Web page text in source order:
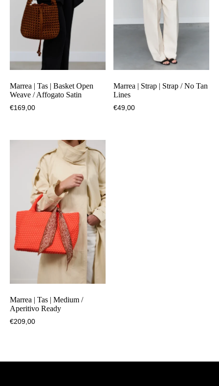
Marrea | Tas | Basket Open
Weave / Affogato Satin
€169,00
Marrea | Strap | Strap / No Tan
Lines
€49,00
Marrea | Tas | Medium /
Aperitivo Ready
€209,00